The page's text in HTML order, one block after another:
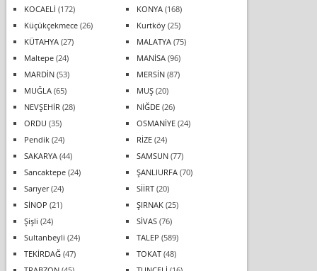
KOCAELİ (172) KONYA(168)
Küçükçekmece(26) Kurtköy(25)
KÜTAHYA(27) MALATYA(75)
Maltepe(24) MANİSA(96)
MARDİN(53) MERSİN(87)
MUĞLA(65) MUŞ(20)
NEVŞEHİR (28) NİĞDE(26)
ORDU (35) OSMANİYE(24)
Pendik(24) RİZE(24)
SAKARYA(44) SAMSUN(77)
Sancaktepe(24) ŞANLIURFA(70)
Sarıyer(24) SİİRT(20)
SİNOP (21) ŞIRNAK(25)
Şişli (24) SİVAS(76)
Sultanbeyli (24) TALEP (589)
TEKİRDAĞ(47) TOKAT(48)